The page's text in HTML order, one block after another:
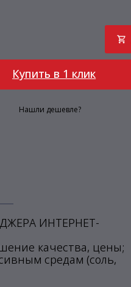
Купить в 1 клик
Нашли дешевле?
ИНТЕРНЕТ-
качества, цены;
средам (соль,